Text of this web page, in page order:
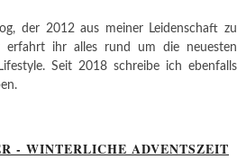
der 2012 aus meiner Leidenschaft zu
erfahrt ihr alles rund um die neuesten
Seit 2018 schreibe ich ebenfalls
- WINTERLICHE ADVENTSZEIT